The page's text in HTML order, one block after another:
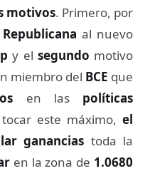
motivos. Primero, por
al nuevo
y el segundo motivo
miembro del BCE que
en las políticas
este máximo, el
ganancias toda la
en la zona de 1.0680